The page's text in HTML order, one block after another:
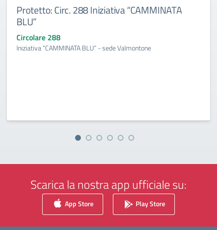
Protetto: Circ. 288 Iniziativa “CAMMINATA
BLU”
Circolare 288
Iniziativa “CAMMINATA BLU” - sede Valmontone
Scarica la nostra app ufficiale su:
App Store Play Store